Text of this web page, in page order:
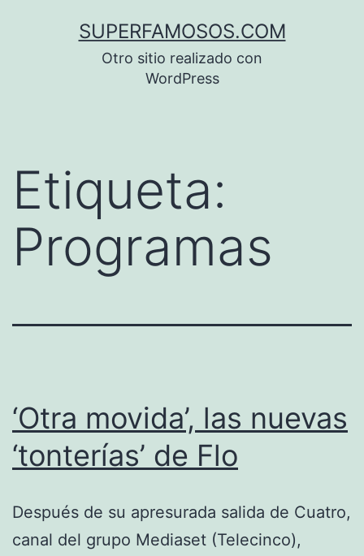
SUPERFAMOSOS.COM
Otro sitio realizado con
WordPress
Etiqueta:
Programas
‘Otra movida’, las nuevas
‘tonterías’ de Flo
Después de su apresurada salida de Cuatro,
canal del grupo Mediaset (Telecinco),